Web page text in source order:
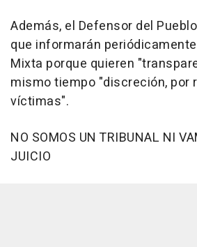
Además, el Defensor del
que informarán
Mixta porque quieren
mismo tiempo "discreción, por
víctimas".
NO SOMOS UN TRIBUNAL NI
JUICIO